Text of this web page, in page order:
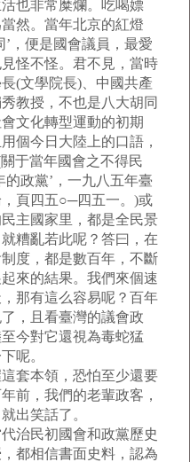
也非常糜爛。吃喝嫖
然。當年北京的紅燈
’，便是國會議員，最愛
怪不怪。君不見，當時
(文學院長)、中國共產
教授，不也是八大胡同
文化轉型運動的初期
個今日大陸上的口語，
于當年國會之不得民
政黨’，一九八五年臺
頁四五○─四五一。)或
主國家里，都是全民景
糟亂若此呢？答曰，在
度，都是數百年，不斷
來的結果。我們來個速
那有這么容易呢？百年
，且看臺灣的議會政
今對它還視為毒蛇猛
呢。
套本領，恐怕至少還要
前，我們的老輩政客，
出笑話了。
治民初國會和政黨歷史
都相信書面史料，認為